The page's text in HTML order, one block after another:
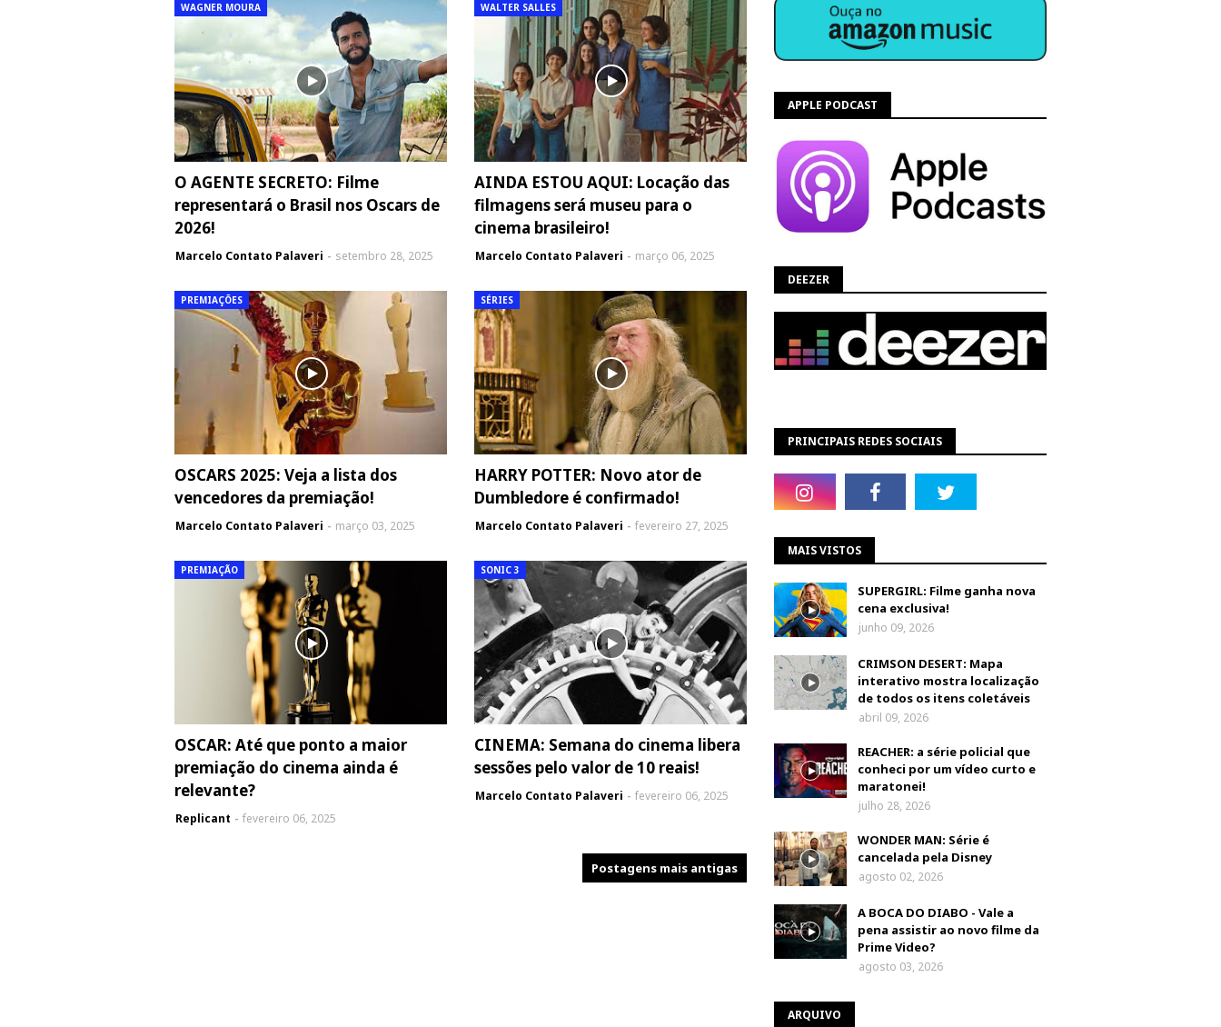
WAGNER MOURA
O AGENTE SECRETO: Filme
representará o Brasil nos Oscars de
2026!
Marcelo Contato Palaveri setembro 28, 2025
WALTER SALLES
AINDA ESTOU AQUI: Locação das
filmagens será museu para o
cinema brasileiro!
Marcelo Contato Palaveri março 06, 2025
PREMIAÇÕES
OSCARS 2025: Veja a lista dos
vencedores da premiação!
Marcelo Contato Palaveri março 03, 2025
SÉRIES
HARRY POTTER: Novo ator de
Dumbledore é confirmado!
Marcelo Contato Palaveri fevereiro 27, 2025
PREMIAÇÃO
OSCAR: Até que ponto a maior
premiação do cinema ainda é
relevante?
Replicant fevereiro 06, 2025
SONIC 3
CINEMA: Semana do cinema libera
sessões pelo valor de 10 reais!
Marcelo Contato Palaveri fevereiro 06, 2025
Postagens mais antigas
APPLE PODCAST
DEEZER
PRINCIPAIS REDES SOCIAIS
MAIS VISTOS
SUPERGIRL: Filme ganha nova
cena exclusiva!
junho 09, 2026
CRIMSON DESERT: Mapa
interativo mostra localização
de todos os itens coletáveis
abril 09, 2026
REACHER: a série policial que
conheci por um vídeo curto e
maratonei!
julho 28, 2026
WONDER MAN: Série é
cancelada pela Disney
agosto 02, 2026
A BOCA DO DIABO - Vale a
pena assistir ao novo filme da
Prime Video?
agosto 03, 2026
ARQUIVO